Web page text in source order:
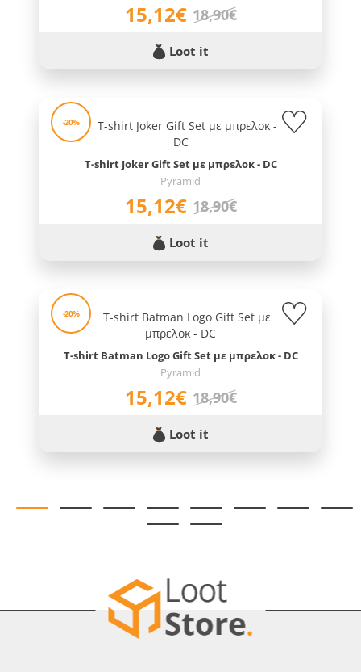
15,12€ 18,90€
Loot it
-20%
T-shirt Joker Gift Set με μπρελοκ - DC
Pyramid
15,12€ 18,90€
Loot it
-20%
T-shirt Batman Logo Gift Set με μπρελοκ - DC
Pyramid
15,12€ 18,90€
Loot it